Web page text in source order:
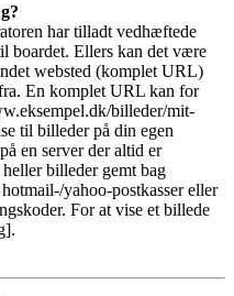
har tilladt vedhæftede
boardet. Ellers kan det være
websted (komplet URL)
En komplet URL kan for
billeder/mit-
til billeder på din egen
en server der altid er
billeder gemt bag
yahoo-postkasser eller
For at vise et billede